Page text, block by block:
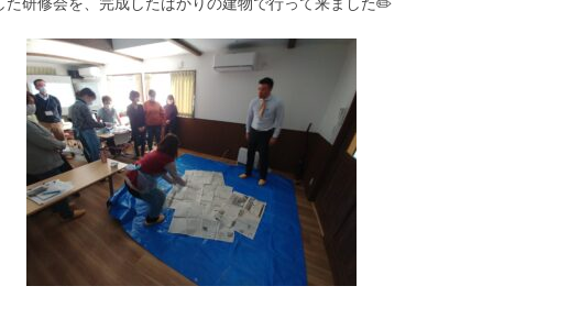
た研修会を、完成したばかりの建物で行って来ました✏️